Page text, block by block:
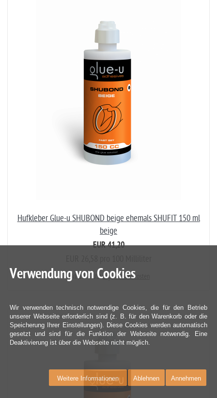
Hufkleber Glue-u SHUBOND beige ehemals SHUFIT 150 ml
beige
EUR 41,20
inkl. 19 % UStzzgl. Versandkosten
Verwendung von Cookies
Wir verwenden technisch notwendige Cookies, die für den Betrieb
unserer Webseite erforderlich sind (z. B. für den Warenkorb oder die
Speicherung Ihrer Einstellungen). Diese Cookies werden automatisch
gesetzt und sind für die Funktion der Webseite notwendig. Eine
Deaktivierung ist über die Webseite nicht möglich.
Annehmen
Ablehnen
Weitere Informationen